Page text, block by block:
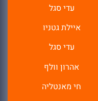
עדי סגל
איילת גטניו
עדי סגל
אהרון וולף
חי מאנטליה